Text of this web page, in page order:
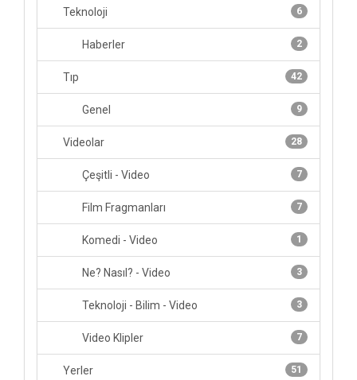
6
Teknoloji
2
Haberler
42
Tıp
9
Genel
28
Videolar
7
Çeşitli - Video
7
Film Fragmanları
1
Komedi - Video
3
Ne? Nasıl? - Video
3
Teknoloji - Bilim - Video
7
Video Klipler
51
Yerler